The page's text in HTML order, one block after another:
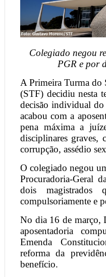
Colegiado negou
PGR e por
A Primeira Turma do
(STF) decidiu nesta
decisão individual
acabou com a
pena máxima a
disciplinares graves,
corrupção, assédio
O colegiado negou
Procuradoria-Geral
dois magistrados
compulsoriamente e
No dia 16 de março,
aposentadoria
Emenda
reforma da
benefício.